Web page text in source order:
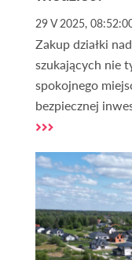
29 V 2025,
Zakup działki
szukających nie
spokojnego
bezpiecznej
bliskość wody,
Zakup działki
z dodatkowymi
uwagę. Są to
rodzaju działki,
budowy domu